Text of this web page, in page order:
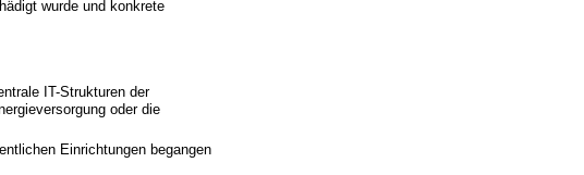
wurde und konkrete
IT-Strukturen der
oder die
Einrichtungen begangen